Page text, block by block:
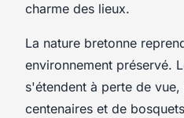
charme des lieux.
La nature bretonne
environnement préservé.
s'étendent à perte de
centenaires et de